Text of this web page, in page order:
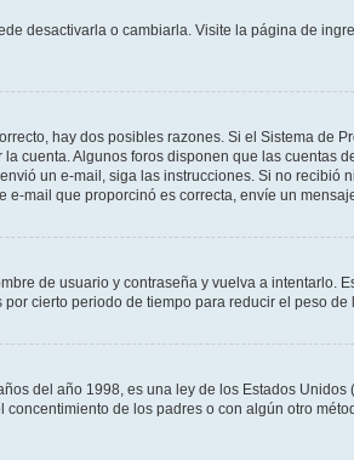
desactivarla o cambiarla. Visite la página de
hay dos posibles razones. Si el Sistema de
cuenta. Algunos foros disponen que las cuentas
un e-mail, siga las instrucciones. Si no
mail que proporcinó es correcta, envíe un
de usuario y contraseña y vuelva a
cierto periodo de tiempo para reducir el peso
del año 1998, es una ley de los Estados
de los padres o con algún otro